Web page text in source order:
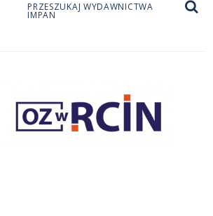
PRZESZUKAJ WYDAWNICTWA
IMPAN